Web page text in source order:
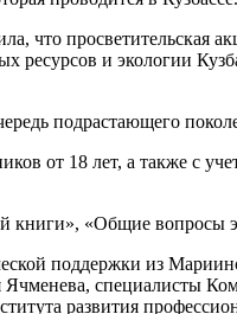
просветительская
ресурсов и экологии
подрастающего
от 18 лет, а также с
книги», «Общие вопросы
поддержки из
Ячменева, специалисты
развития